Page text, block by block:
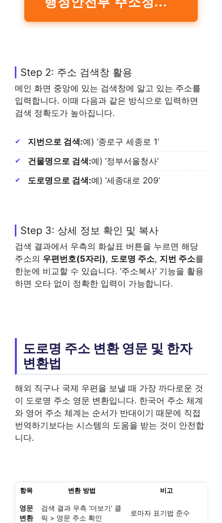
Step 2: 주소 검색창 활용
메인 화면 중앙에 있는 검색창에 알고 있는 주소를
입력합니다. 이때 다음과 같은 방식으로 입력하면
검색 정확도가 높아집니다.
지번으로 검색:예) ‘종로구 세종로 1’
건물명으로 검색:예) ‘정부서울청사’
도로명으로 검색:예) ‘세종대로 209’
Step 3: 상세 정보 확인 및 복사
검색 결과에서 우측의 화살표 버튼을 누르면 해당
주소의 우편번호(5자리), 도로명 주소, 지번 주소를
한눈에 비교할 수 있습니다. ‘주소복사’ 기능을 활용
하면 오타 없이 정확한 입력이 가능합니다.
도로명 주소 변환 영문 및 한자
변환법
해외 직구나 국제 우편을 보낼 때 가장 까다로운 것
이 도로명 주소 영문 변환입니다. 한국어 주소 체계
와 영어 주소 체계는 순서가 반대이기 때문에 직접
번역하기보다는 시스템의 도움을 받는 것이 안전합
니다.
항목 변환 방법 비고
영문
변환
검색 결과 우측 ‘더보기’ 클
릭 > 영문 주소 확인
로마자 표기법 준수